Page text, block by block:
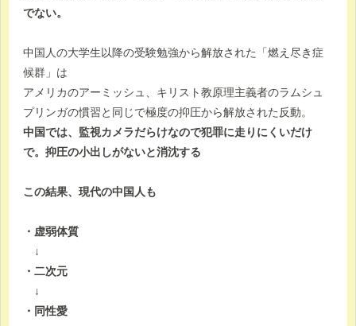
でない。
中国人の大学生以降の受験勉強から解放された「燃え尽き症
候群」は
アメリカのアーミッシュ、キリスト教原理主義者のラムシュ
プリンガの慣習と同じで極度の抑圧から解放された反動。
中国では、監視カメラだらけなので犯罪に走りにくいだけ
で。抑圧の小出しがないと消沈する
この結果、現代の中国人も
・虚弱体質
↓
・二次元
↓
・同性愛